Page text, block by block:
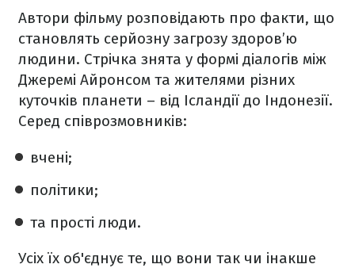
Автори фільму розповідають про факти, що
становлять серйозну загрозу здоров’ю
людини. Стрічка знята у формі діалогів між
Джеремі Айронсом та жителями різних
куточків планети – від Ісландії до Індонезії.
Серед співрозмовників:
вчені;
політики;
та прості люди.
Усіх їх об'єднує те, що вони так чи інакше